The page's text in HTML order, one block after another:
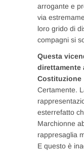
arrogante e
via
loro grido di
compagni si
Questa
direttamente
Costituzione
Certamente.
esterrefatto
Marchionne
rappresaglia
E questo è